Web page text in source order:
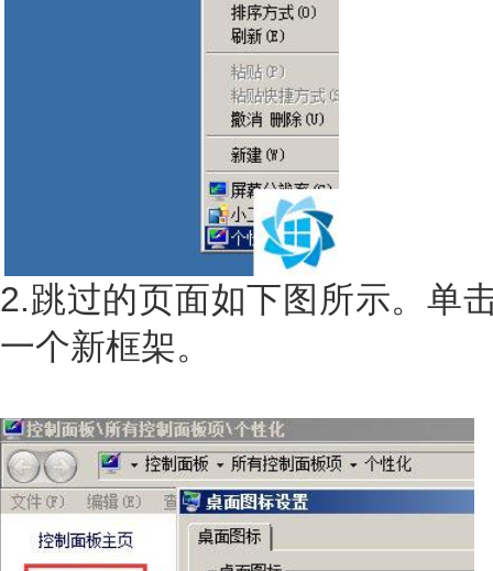
2.跳过的页面如下图所示。单
一个新框架。